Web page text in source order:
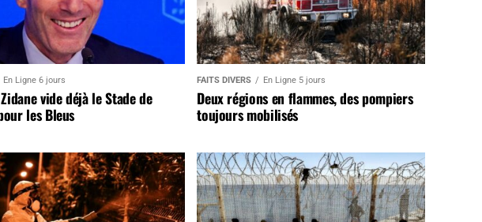
En Ligne 6 jours
vide déjà le Stade de
les Bleus
FAITS DIVERS En Ligne 5 jours
Deux régions en flammes, des pompiers
toujours mobilisés